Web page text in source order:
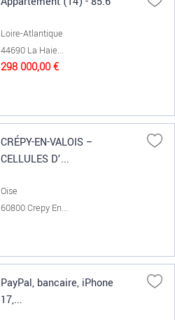
Loire-Atlantique
44690 La Haie...
298 000,00 €
CRÉPY-EN-VALOIS –
CELLULES D’...
Oise
60800 Crepy En...
PayPal, bancaire, iPhone
17,...